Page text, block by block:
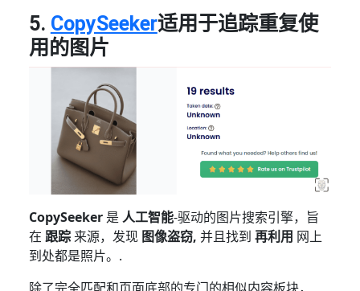
5. CopySeeker适用于追踪重复使
用的图片
CopySeeker 是 人工智能-驱动的图片搜索引擎，旨
在 跟踪 来源，发现 图像盗窃, 并且找到 再利用 网上
到处都是照片。.